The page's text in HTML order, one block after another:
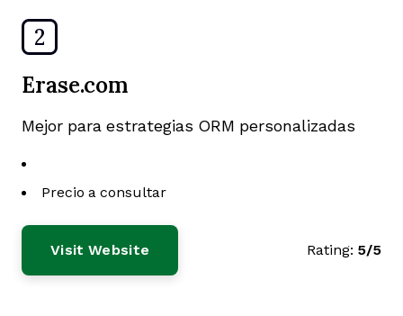
2
Erase.com
Mejor para estrategias ORM personalizadas
Precio a consultar
Visit Website Rating: 5/5